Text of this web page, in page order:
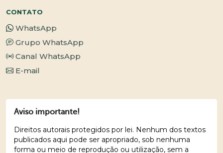
CONTATO
WhatsApp
Grupo WhatsApp
Canal WhatsApp
E-mail
Aviso importante!
Direitos autorais protegidos por lei. Nenhum dos textos
publicados aqui pode ser apropriado, sob nenhuma
forma ou meio de reprodução ou utilização, sem a